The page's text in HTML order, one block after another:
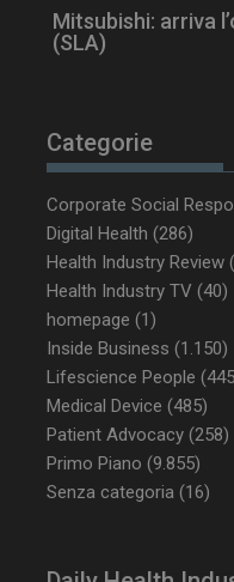
Mitsubishi: arriva
(SLA)
Categorie
Corporate Social
Digital Health (286)
Health Industry Review
Health Industry TV (40)
homepage (1)
Inside Business (1.150)
Lifescience People
Medical Device (485)
Patient Advocacy (258)
Primo Piano (9.855)
Senza categoria (16)
tracking-sites-
ironfish-tracking-
enable